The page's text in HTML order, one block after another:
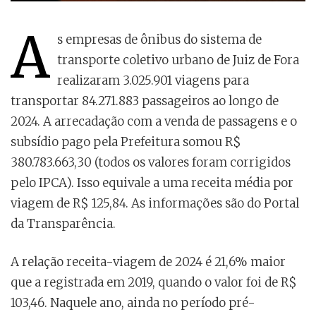
A s empresas de ônibus do sistema de
transporte coletivo urbano de Juiz de Fora
realizaram 3.025.901 viagens para
transportar 84.271.883 passageiros ao longo de
2024. A arrecadação com a venda de passagens e o
subsídio pago pela Prefeitura somou R$
380.783.663,30 (todos os valores foram corrigidos
pelo IPCA). Isso equivale a uma receita média por
viagem de R$ 125,84. As informações são do Portal
da Transparência.
A relação receita-viagem de 2024 é 21,6% maior
que a registrada em 2019, quando o valor foi de R$
103,46. Naquele ano, ainda no período pré-